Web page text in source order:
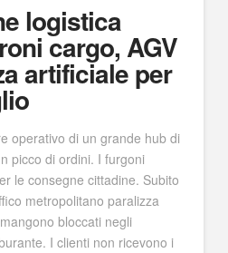
logistica
cargo, AGV
artificiale per
operativo di un grande hub di
picco di ordini. I furgoni
le consegne cittadine. Subito
metropolitano paralizza
bloccati negli
I clienti non ricevono i